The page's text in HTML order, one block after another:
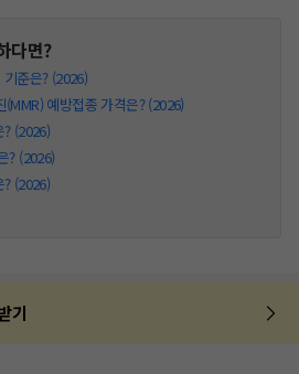
다면?
준은? (2026)
예방접종 가격은? (2026)
(2026)
? (2026)
(2026)
기